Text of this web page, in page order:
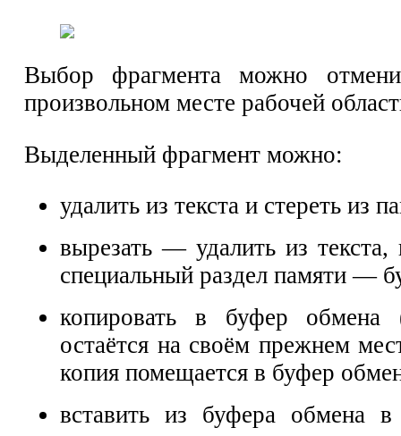
Выбор фрагмента можно
произвольном месте рабочей
Выделенный фрагмент можно:
удалить из текста и стереть из
вырезать — удалить из текста,
специальный раздел памяти —
копировать в буфер обмена
остаётся на своём прежнем
копия помещается в буфер
вставить из буфера обмена